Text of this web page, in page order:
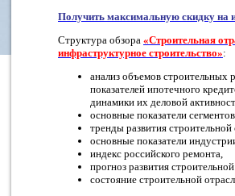
Получить максимальную скидку на
Структура обзора «Строительная
инфраструктурное строительство»:
анализ объемов строительных
показателей ипотечного
динамики их деловой
основные показатели
тренды развития строительной
основные показатели
индекс российского ремонта,
прогноз развития
состояние строительной